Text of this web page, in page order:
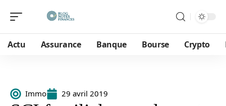
Actu Assurance Banque Bourse Crypto
Immo 29 avril 2019